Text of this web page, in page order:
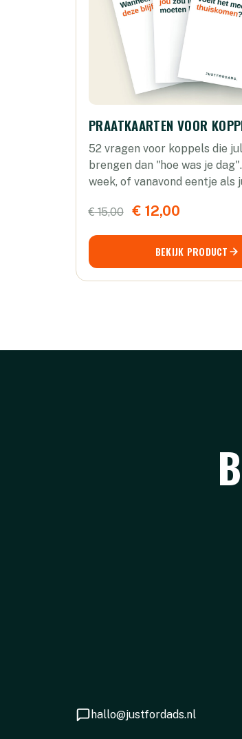
PRAATKAARTEN VOOR
52 vragen voor koppels die
brengen dan "hoe was je
week, of vanavond eentje als
€15,00
Oorspronkelijke
prijs
was:
€ 15,00.
€ 12,00
prijs
is:
€ 12,00.
BEKIJK PRODUCT
hallo@justfordads.nl